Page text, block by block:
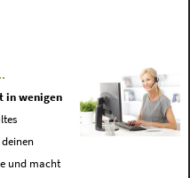
in wenigen
und macht